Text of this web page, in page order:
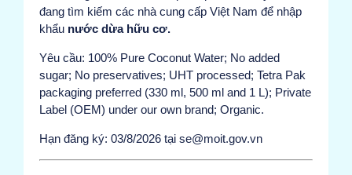
đang tìm kiếm các nhà cung cấp Việt Nam để nhập
khẩu nước dừa hữu cơ.
Yêu cầu: 100% Pure Coconut Water; No added
sugar; No preservatives; UHT processed; Tetra Pak
packaging preferred (330 ml, 500 ml and 1 L); Private
Label (OEM) under our own brand; Organic.
Hạn đăng ký: 03/8/2026 tại se@moit.gov.vn